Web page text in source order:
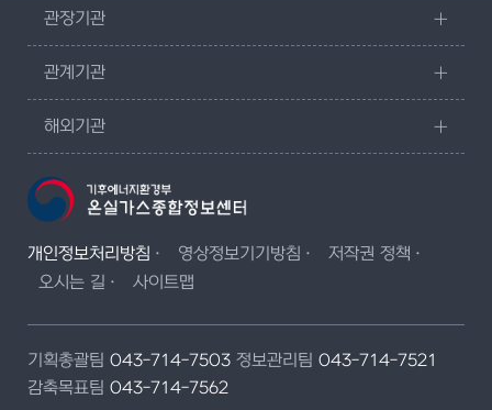
관장기관
관계기관
해외기관
개인정보처리방침 영상정보기기방침
저작권 정책
오시는 길
사이트맵
기획총괄팀 043-714-7503 정보관리팀 043-714-7521
감축목표팀 043-714-7562